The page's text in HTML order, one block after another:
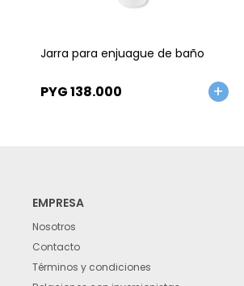
Jarra para enjuague de baño
PYG138.000
EMPRESA
Nosotros
Contacto
Términos y condiciones